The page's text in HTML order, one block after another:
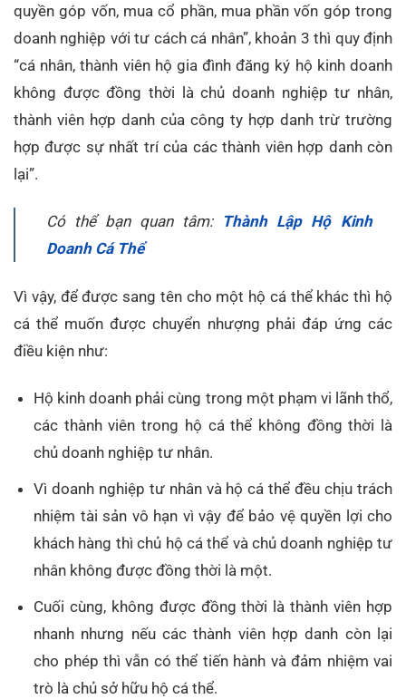
quyền góp vốn, mua cổ phần, mua phần vốn góp trong
doanh nghiệp với tư cách cá nhân”, khoản 3 thì quy định
“cá nhân, thành viên hộ gia đình đăng ký hộ kinh doanh
không được đồng thời là chủ doanh nghiệp tư nhân,
thành viên hợp danh của công ty hợp danh trừ trường
hợp được sự nhất trí của các thành viên hợp danh còn
lại”.
Có thể bạn quan tâm: Thành Lập Hộ Kinh
Doanh Cá Thể
Vì vậy, để được sang tên cho một hộ cá thể khác thì hộ
cá thể muốn được chuyển nhượng phải đáp ứng các
điều kiện như:
Hộ kinh doanh phải cùng trong một phạm vi lãnh thổ,
các thành viên trong hộ cá thể không đồng thời là
chủ doanh nghiệp tư nhân.
Vì doanh nghiệp tư nhân và hộ cá thể đều chịu trách
nhiệm tài sản vô hạn vì vậy để bảo vệ quyền lợi cho
khách hàng thì chủ hộ cá thể và chủ doanh nghiệp tư
nhân không được đồng thời là một.
Cuối cùng, không được đồng thời là thành viên hợp
nhanh nhưng nếu các thành viên hợp danh còn lại
cho phép thì vẫn có thể tiến hành và đảm nhiệm vai
trò là chủ sở hữu hộ cá thể.